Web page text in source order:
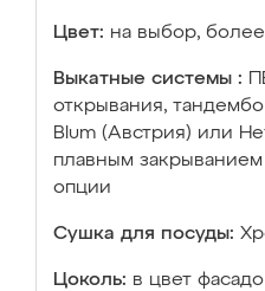
Цвет: на выбор,
Выкатные системы :
открывания,
Blum (Австрия) или
плавным
опции
Сушка для посуды:
Цоколь: в цвет